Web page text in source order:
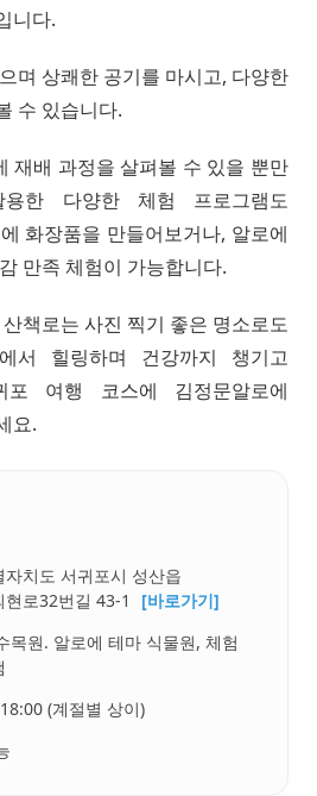
니다.
며 상쾌한 공기를 마시고, 다양한
수 있습니다.
재배 과정을 살펴볼 수 있을 뿐만
한 다양한 체험 프로그램도
화장품을 만들어보거나, 알로에
만족 체험이 가능합니다.
책로는 사진 찍기 좋은 명소로도
서 힐링하며 건강까지 챙기고
포 여행 코스에 김정문알로에
요.
자치도 서귀포시 성산읍
현로32번길 43-1
[바로가기]
목원. 알로에 테마 식물원, 체험
(계절별 상이)